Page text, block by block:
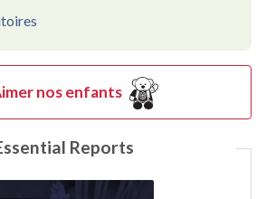
nos enfants
Reports